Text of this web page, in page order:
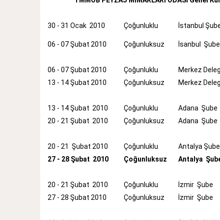
30 - 31 Ocak 2010 Çoğunluklu İstanbul
06 - 07 Şubat 2010 Çoğunluksuz İsanbul Şube
06 - 07 Şubat 2010 Çoğunluklu
Merkez
13 - 14 Şubat 2010
Çoğunluksuz Merkez
13 - 14 Şubat 2010 Çoğunluklu
Adana Şube
20 - 21 Şubat 2010
Çoğunluksuz Adana Şube
20 - 21 Şubat 2010 Çoğunluklu
Antalya Şube
27 - 28 Şubat 2010
Çoğunluksuz Antalya
20 - 21 Şubat 2010 Çoğunluklu
İzmir Şube
27 - 28 Şubat 2010
Çoğunluksuz İzmir Şube